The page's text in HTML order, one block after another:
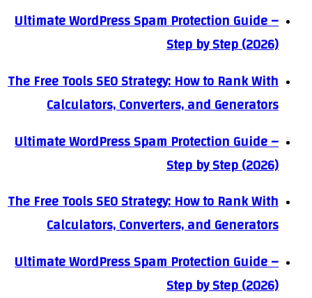
Ultimate WordPress Spam Protection Guide –
Step by Step (2026)
The Free Tools SEO Strategy: How to Rank With
Calculators, Converters, and Generators
Ultimate WordPress Spam Protection Guide –
Step by Step (2026)
The Free Tools SEO Strategy: How to Rank With
Calculators, Converters, and Generators
Ultimate WordPress Spam Protection Guide –
Step by Step (2026)